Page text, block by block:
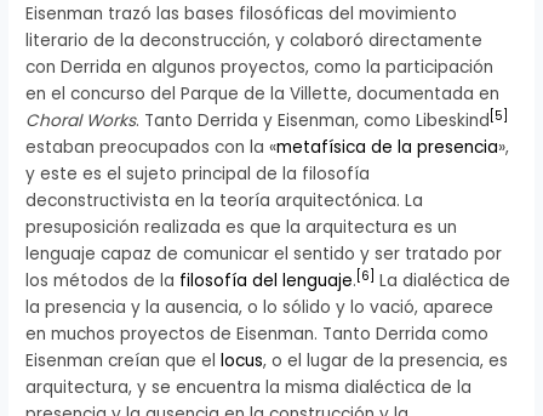
Eisenman trazó las bases filosóficas del movimiento
literario de la deconstrucción, y colaboró directamente
con Derrida en algunos proyectos, como la participación
en el concurso del Parque de la Villette, documentada en
Choral Works. Tanto Derrida y Eisenman, como Libeskind [5]
estaban preocupados con la «metafísica de la presencia»,
y este es el sujeto principal de la filosofía
deconstructivista en la teoría arquitectónica. La
presuposición realizada es que la arquitectura es un
lenguaje capaz de comunicar el sentido y ser tratado por
los métodos de la filosofía del lenguaje. [6] La dialéctica de
la presencia y la ausencia, o lo sólido y lo vació, aparece
en muchos proyectos de Eisenman. Tanto Derrida como
Eisenman creían que ellocus, o el lugar de la presencia, es
arquitectura, y se encuentra la misma dialéctica de la